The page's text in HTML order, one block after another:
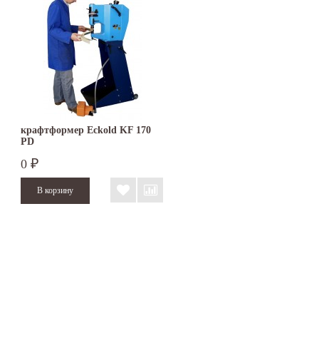
крафтформер Eckold KF 170
PD
0 ₽